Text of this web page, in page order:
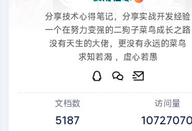
分享技术心得笔记，分享实战开发经验
一个在努力变强的二狗子菜鸟成长之路
没有天生的大佬，更没有永远的菜鸟
求知若渴 ，虚心若愚
文档数
5187
访问量